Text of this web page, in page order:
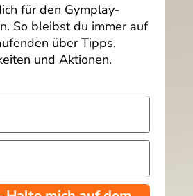
für den Gymplay-
So bleibst du immer auf
über Tipps,
und Aktionen.